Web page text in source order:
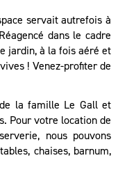
servait autrefois à
dans le cadre
jardin, à la fois aéré et
! Venez-profiter de
la famille Le Gall et
Pour votre location de
nous pouvons
chaises, barnum,